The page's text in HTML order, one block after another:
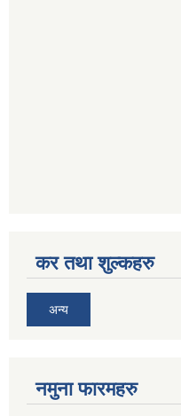
कर तथा शुल्कहरु
अन्य
नमुना फारमहरु